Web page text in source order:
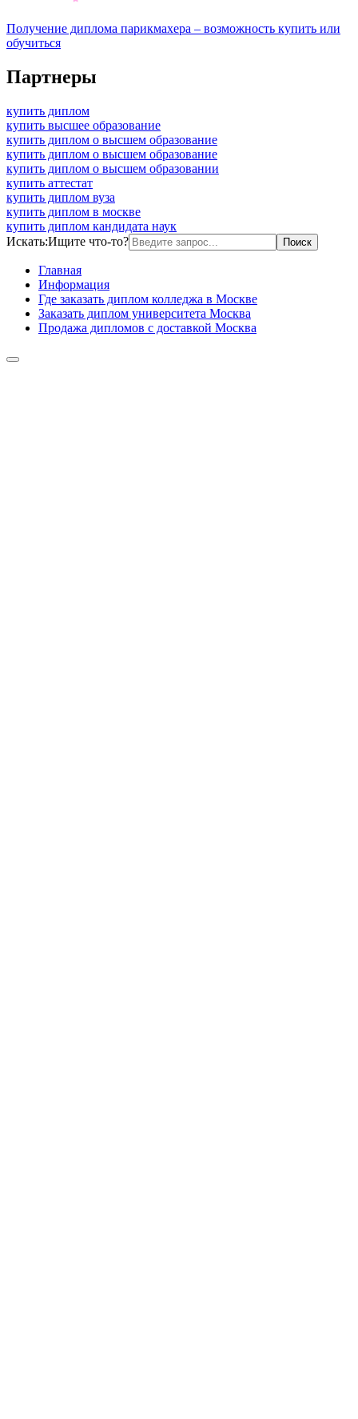
Получение диплома парикмахера – возможность купить или
обучиться
Партнеры
купить диплом
купить высшее образование
купить диплом о высшем образование
купить диплом о высшем образование
купить диплом о высшем образовании
купить аттестат
купить диплом вуза
купить диплом в москве
купить диплом кандидата наук
Искать:Ищите что-то?
Главная
Информация
Где заказать диплом колледжа в Москве
Заказать диплом университета Москва
Продажа дипломов с доставкой Москва